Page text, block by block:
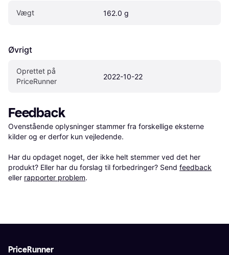
Vægt 162.0 g
Øvrigt
Oprettet på
PriceRunner
2022-10-22
Feedback
Ovenstående oplysninger stammer fra forskellige eksterne
kilder og er derfor kun vejledende.
Har du opdaget noget, der ikke helt stemmer ved det her
produkt? Eller har du forslag til forbedringer? Send feedback
eller rapporter problem.
PriceRunner